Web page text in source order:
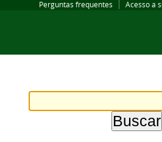
Perguntas frequentes Acesso a